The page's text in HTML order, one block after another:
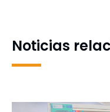
Noticias